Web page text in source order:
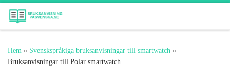
Hoppa till innehåll
Hem » Svenskspråkiga bruksanvisningar till smartwatch »
Bruksanvisningar till Polar smartwatch